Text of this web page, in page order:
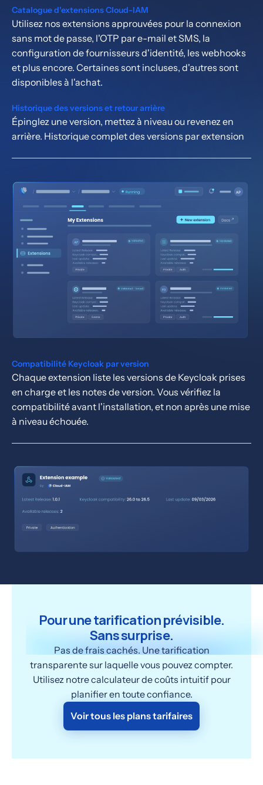
Catalogue d'extensions Cloud-IAM
Utilisez nos extensions approuvées pour la connexion
sans mot de passe, l'OTP par e-mail et SMS, la
configuration de fournisseurs d'identité, les webhooks
et plus encore. Certaines sont incluses, d'autres sont
disponibles à l'achat.
Historique des versions et retour arrière
Épinglez une version, mettez à niveau ou revenez en
arrière. Historique complet des versions par extension
Compatibilité Keycloak par version
Chaque extension liste les versions de Keycloak prises
en charge et les notes de version. Vous vérifiez la
compatibilité avant l'installation, et non après une mise
à niveau échouée.
Pour une tarification prévisible.
Sans surprise.
Pas de frais cachés. Une tarification
transparente sur laquelle vous pouvez compter.
Utilisez notre calculateur de coûts intuitif pour
planifier en toute confiance.
Voir tous les plans tarifaires